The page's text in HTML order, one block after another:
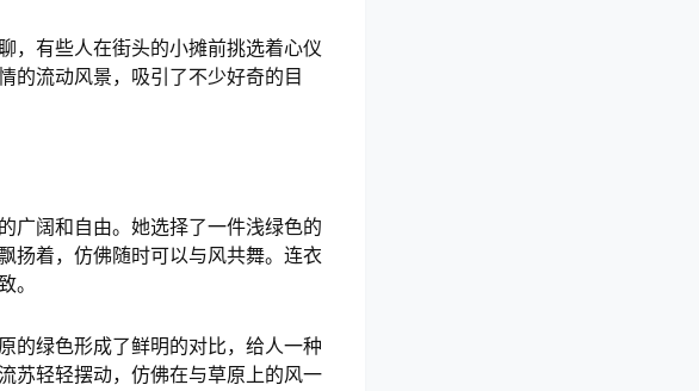
，有些人在街头的小摊前挑选着心仪
的流动风景，吸引了不少好奇的目
广阔和自由。她选择了一件浅绿色的
扬着，仿佛随时可以与风共舞。连衣
。
的绿色形成了鲜明的对比，给人一种
苏轻轻摆动，仿佛在与草原上的风一